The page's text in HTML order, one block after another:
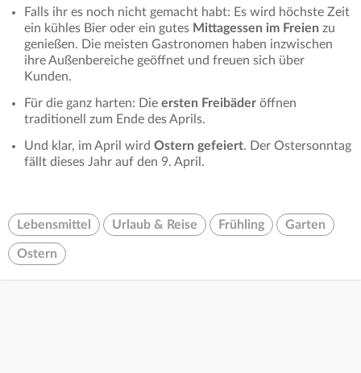
Falls ihr es noch nicht gemacht habt: Es wird höchste Zeit
ein kühles Bier oder ein gutes Mittagessen im Freien zu
genießen. Die meisten Gastronomen haben inzwischen
ihre Außenbereiche geöffnet und freuen sich über
Kunden.
Für die ganz harten: Die ersten Freibäder öffnen
traditionell zum Ende des Aprils.
Und klar, im April wird Ostern gefeiert. Der Ostersonntag
fällt dieses Jahr auf den 9. April.
Lebensmittel Urlaub & Reise Frühling Garten
Ostern